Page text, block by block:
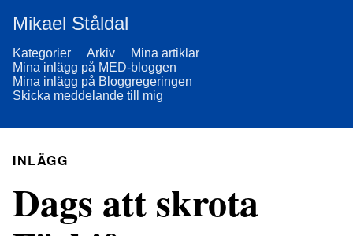
Mikael Ståldal
Kategorier Arkiv
Mina artiklar
Mina inlägg på MED-bloggen
Mina inlägg på Bloggregeringen
Skicka meddelande till mig
INLÄGG
Dags att skrota